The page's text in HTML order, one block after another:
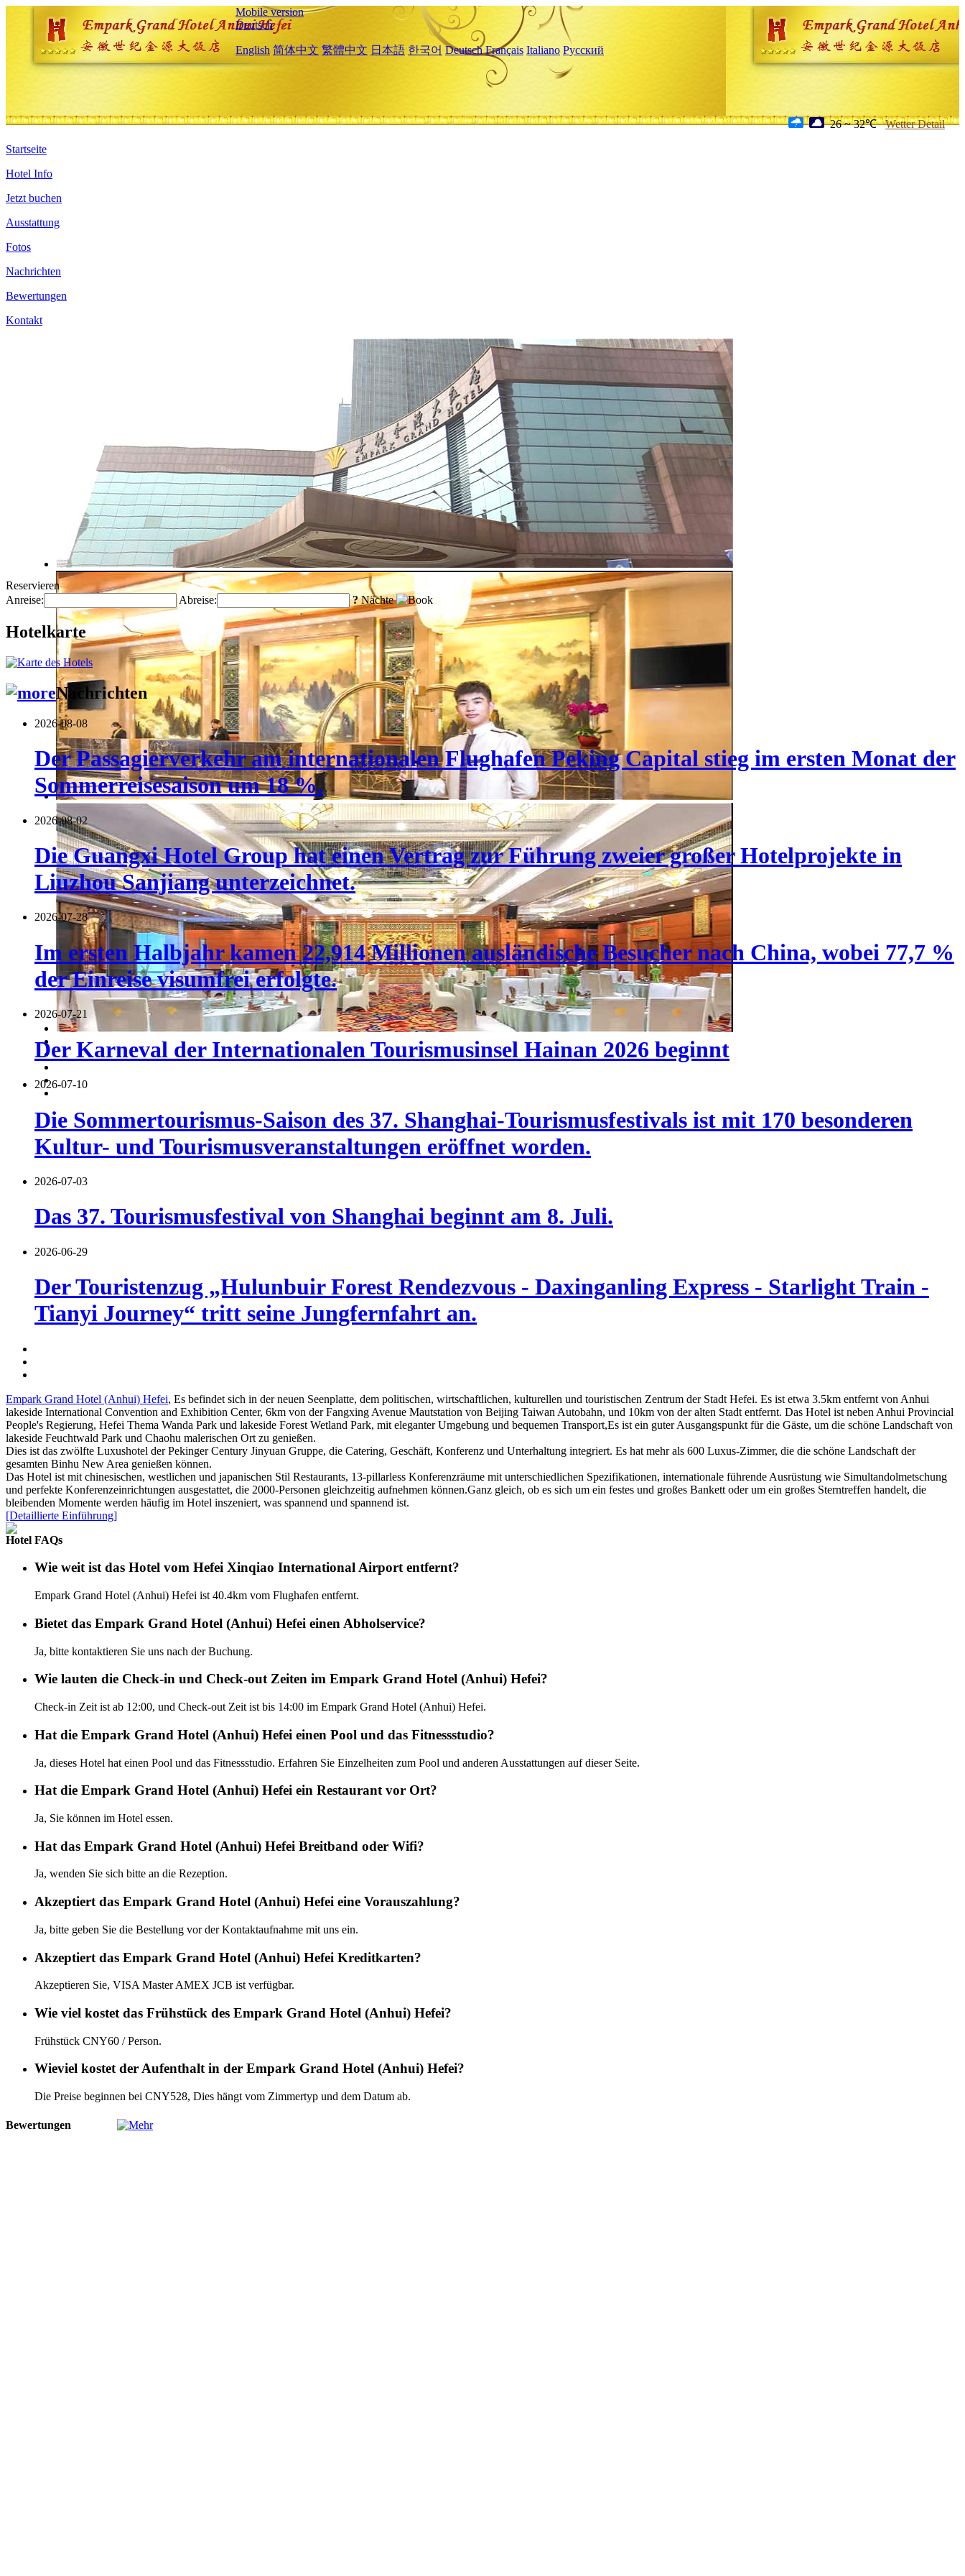
Mobile version
Deutsch
English 简体中文 繁體中文 日本語 한국어 Deutsch Français Italiano Русский
26 ~ 32℃ Wetter Detail
Startseite
Hotel Info
Jetzt buchen
Ausstattung
Fotos
Nachrichten
Bewertungen
Kontakt
Reservieren
Anreise:
Abreise: ?Nächte
Hotelkarte
Nachrichten
2026-08-08
Der Passagierverkehr am internationalen Flughafen Peking Capital stieg im ersten Monat der
Sommerreisesaison um 18 %.
2026-08-02
Die Guangxi Hotel Group hat einen Vertrag zur Führung zweier großer Hotelprojekte in
Liuzhou Sanjiang unterzeichnet.
2026-07-28
Im ersten Halbjahr kamen 22,914 Millionen ausländische Besucher nach China, wobei 77,7 %
der Einreise visumfrei erfolgte.
2026-07-21
Der Karneval der Internationalen Tourismusinsel Hainan 2026 beginnt
2026-07-10
Die Sommertourismus-Saison des 37. Shanghai-Tourismusfestivals ist mit 170 besonderen
Kultur- und Tourismusveranstaltungen eröffnet worden.
2026-07-03
Das 37. Tourismusfestival von Shanghai beginnt am 8. Juli.
2026-06-29
Der Touristenzug „Hulunbuir Forest Rendezvous - Daxinganling Express - Starlight Train -
Tianyi Journey“ tritt seine Jungfernfahrt an.
Empark Grand Hotel (Anhui) Hefei, Es befindet sich in der neuen Seenplatte, dem politischen, wirtschaftlichen, kulturellen und touristischen Zentrum der Stadt Hefei. Es ist etwa 3.5km entfernt von Anhui
lakeside International Convention and Exhibition Center, 6km von der Fangxing Avenue Mautstation von Beijing Taiwan Autobahn, und 10km von der alten Stadt entfernt. Das Hotel ist neben Anhui Provincial
People's Regierung, Hefei Thema Wanda Park und lakeside Forest Wetland Park, mit eleganter Umgebung und bequemen Transport,Es ist ein guter Ausgangspunkt für die Gäste, um die schöne Landschaft von
lakeside Feuchtwald Park und Chaohu malerischen Ort zu genießen.
Dies ist das zwölfte Luxushotel der Pekinger Century Jinyuan Gruppe, die Catering, Geschäft, Konferenz und Unterhaltung integriert. Es hat mehr als 600 Luxus-Zimmer, die die schöne Landschaft der
gesamten Binhu New Area genießen können.
Das Hotel ist mit chinesischen, westlichen und japanischen Stil Restaurants, 13-pillarless Konferenzräume mit unterschiedlichen Spezifikationen, internationale führende Ausrüstung wie Simultandolmetschung
und perfekte Konferenzeinrichtungen ausgestattet, die 2000-Personen gleichzeitig aufnehmen können.Ganz gleich, ob es sich um ein festes und großes Bankett oder um ein großes Sterntreffen handelt, die
bleibenden Momente werden häufig im Hotel inszeniert, was spannend und spannend ist.
[Detaillierte Einführung]
Hotel FAQs
Wie weit ist das Hotel vom Hefei Xinqiao International Airport entfernt?
Empark Grand Hotel (Anhui) Hefei ist 40.4km vom Flughafen entfernt.
Bietet das Empark Grand Hotel (Anhui) Hefei einen Abholservice?
Ja, bitte kontaktieren Sie uns nach der Buchung.
Wie lauten die Check-in und Check-out Zeiten im Empark Grand Hotel (Anhui) Hefei?
Check-in Zeit ist ab 12:00, und Check-out Zeit ist bis 14:00 im Empark Grand Hotel (Anhui) Hefei.
Hat die Empark Grand Hotel (Anhui) Hefei einen Pool und das Fitnessstudio?
Ja, dieses Hotel hat einen Pool und das Fitnessstudio. Erfahren Sie Einzelheiten zum Pool und anderen Ausstattungen auf dieser Seite.
Hat die Empark Grand Hotel (Anhui) Hefei ein Restaurant vor Ort?
Ja, Sie können im Hotel essen.
Hat das Empark Grand Hotel (Anhui) Hefei Breitband oder Wifi?
Ja, wenden Sie sich bitte an die Rezeption.
Akzeptiert das Empark Grand Hotel (Anhui) Hefei eine Vorauszahlung?
Ja, bitte geben Sie die Bestellung vor der Kontaktaufnahme mit uns ein.
Akzeptiert das Empark Grand Hotel (Anhui) Hefei Kreditkarten?
Akzeptieren Sie, VISA Master AMEX JCB ist verfügbar.
Wie viel kostet das Frühstück des Empark Grand Hotel (Anhui) Hefei?
Frühstück CNY60 / Person.
Wieviel kostet der Aufenthalt in der Empark Grand Hotel (Anhui) Hefei?
Die Preise beginnen bei CNY528, Dies hängt vom Zimmertyp und dem Datum ab.
Bewertungen